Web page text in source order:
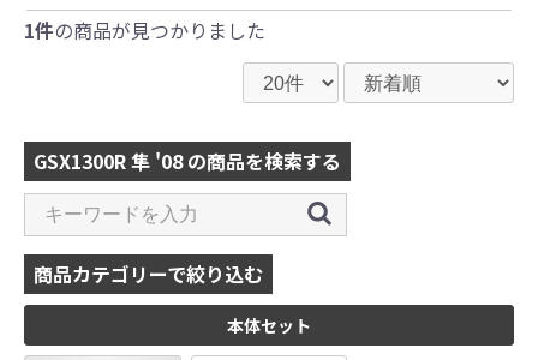
1件の商品が見つかりました
GSX1300R 隼 '08 の商品を検索する
商品カテゴリーで絞り込む
本体セット